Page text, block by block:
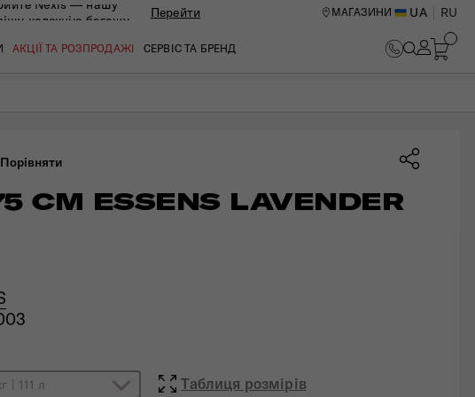
Nexis — нашу
колекцію багажу
Перейти МАГАЗИНИ UA RU
АКЦІЇ ТА РОЗПРОДАЖІ СЕРВІС ТА БРЕНД
Порівняти
СМ ESSENS LAVENDER
| 111 л Таблиця розмірів